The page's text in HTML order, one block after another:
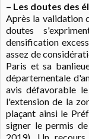
– Les doutes des
Après la validation
doutes
densification
assez de
Paris et sa
départementale
avis défavorable
l'extension de la
plaçant ainsi le
signer le permis